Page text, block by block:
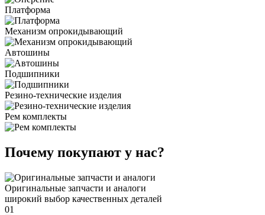
Платформа
Механизм опрокидывающий
Автошины
Подшипники
Резино-технические изделия
Рем комплекты
Почему покупают у нас?
Оригинальные запчасти и аналоги
широкий выбор качественных деталей
01